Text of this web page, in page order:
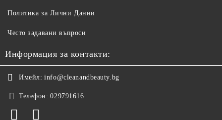
Политика за Лични Данни
Често задавани въпроси
Информация за контакти:
Имейл: info@cleanandbeauty.bg
Телефон: 029791616